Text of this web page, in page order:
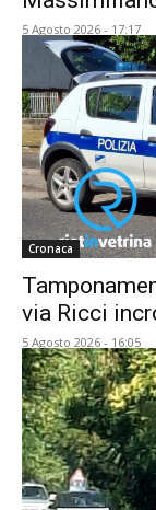
5 Agosto 2026 - 17:17
Cronaca
via Ricci
5 Agosto 2026 - 16:05